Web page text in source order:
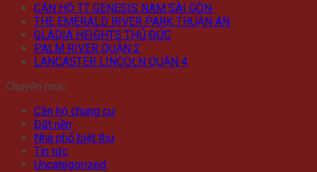
CĂN HỘ TT GENESIS NAM SÀI GÒN
THE EMERALD RIVER PARK THUẬN AN
GLADIA HEIGHTS THỦ ĐỨC
PALM RIVER QUẬN 2
LANCASTER LINCOLN QUẬN 4
Chuyên mục
Căn hộ chung cư
Đất nền
Nhà phố biệt thự
Tin tức
Uncategorized